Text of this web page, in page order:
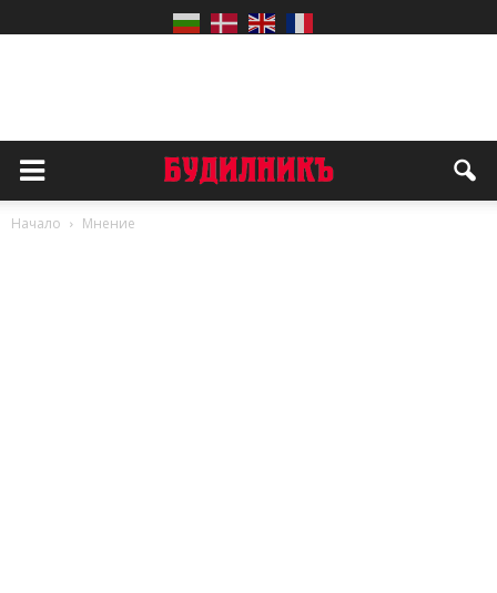
Начало Мнение